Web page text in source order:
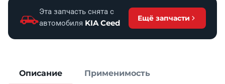
Эта запчасть снята с
автомобиля KIA Ceed
Ещё запчасти
Описание Применимость